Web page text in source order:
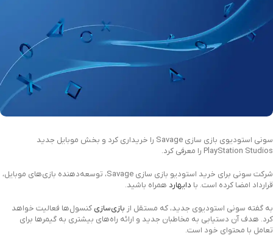
سونی استودیوی بازی سازی Savage را خریداری کرد و بخش موبایل جدید
PlayStation Studios را معرفی کرد.
شرکت سونی برای خرید استودیو بازی سازی Savage، توسعه‌دهنده بازی‌های موبایل،
قرارداد امضا کرده است. با دایهارد همراه باشید.
به گفته سونی استودیوی جدید، که مستقل از بازی‌سازی کنسول‌ها فعالیت خواهد
کرد. هدف آن دستیابی به مخاطبان جدید و ارائه راه‌های بیشتری به گیمرها برای
تعامل با محتوای خود است.